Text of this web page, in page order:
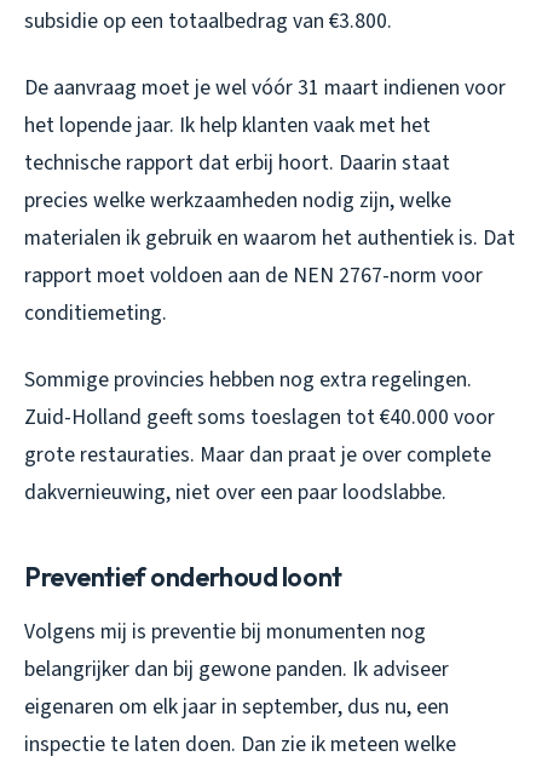
subsidie op een totaalbedrag van €3.800.
De aanvraag moet je wel vóór 31 maart indienen voor
het lopende jaar. Ik help klanten vaak met het
technische rapport dat erbij hoort. Daarin staat
precies welke werkzaamheden nodig zijn, welke
materialen ik gebruik en waarom het authentiek is. Dat
rapport moet voldoen aan de NEN 2767-norm voor
conditiemeting.
Sommige provincies hebben nog extra regelingen.
Zuid-Holland geeft soms toeslagen tot €40.000 voor
grote restauraties. Maar dan praat je over complete
dakvernieuwing, niet over een paar loodslabbe.
Preventief onderhoud loont
Volgens mij is preventie bij monumenten nog
belangrijker dan bij gewone panden. Ik adviseer
eigenaren om elk jaar in september, dus nu, een
inspectie te laten doen. Dan zie ik meteen welke